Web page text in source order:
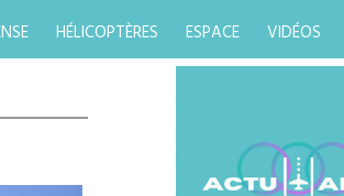
HÉLICOPTÈRES ESPACE VIDÉOS